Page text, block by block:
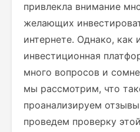
привлекла внимание
желающих
интернете. Однако, как
инвестиционная
много вопросов и
мы рассмотрим, что
проанализируем
проведем проверку